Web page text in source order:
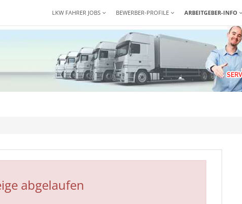
LKW FAHRER JOBS BEWERBER-PROFILE ARBEITGEBER-INFO
abgelaufen